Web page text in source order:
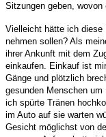
Sitzungen geben,
Vielleicht hätte ich diese
nehmen sollen? Als
ihrer Ankunft mit dem
einkaufen. Einkauf ist
Gänge und plötzlich
gesunden Menschen
ich spürte Tränen
im Auto auf sie warten
Gesicht möglichst von